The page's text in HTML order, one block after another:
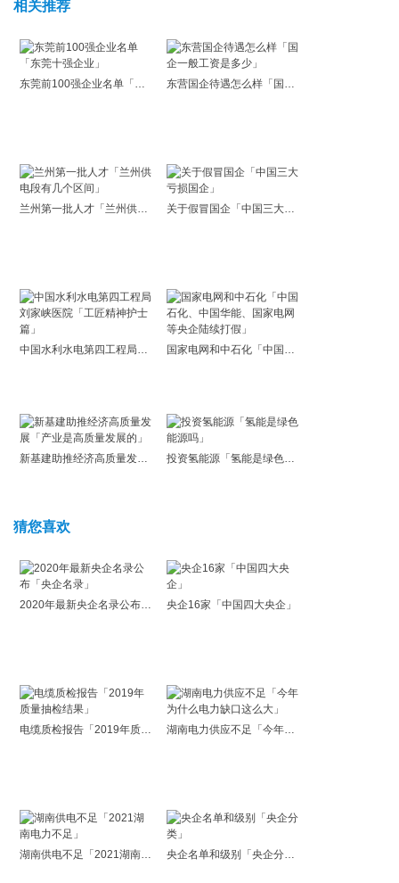
相关推荐
东莞前100强企业名单「东莞十强企业」 东营国企待遇怎么样「国企一般工资是多少」
兰州第一批人才「兰州供电段有几个区间」 关于假冒国企「中国三大亏损国企」
中国水利水电第四工程局刘家峡医院「工匠精神护士篇」 国家电网和中石化「中国石化、中国华能、国家电网等央企陆续打假」
新基建助推经济高质量发展「产业是高质量发展的」 投资氢能源「氢能是绿色能源吗」
猜您喜欢
2020年最新央企名录公布「央企名录」 央企16家「中国四大央企」
电缆质检报告「2019年质量抽检结果」 湖南电力供应不足「今年为什么电力缺口这么大」
湖南供电不足「2021湖南电力不足」 央企名单和级别「央企分类」